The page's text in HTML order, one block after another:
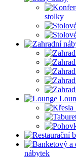
stolky
nábytek